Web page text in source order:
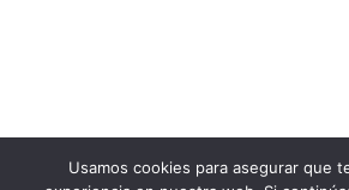
Usamos cookies para asegurar que